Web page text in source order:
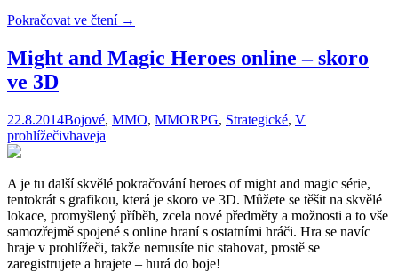
Pokračovat ve čtení →
Might and Magic Heroes online – skoro
ve 3D
22.8.2014Bojové, MMO, MMORPG, Strategické, V
prohlížečivhaveja
A je tu další skvělé pokračování heroes of might and magic série,
tentokrát s grafikou, která je skoro ve 3D. Můžete se těšit na skvělé
lokace, promyšlený příběh, zcela nové předměty a možnosti a to vše
samozřejmě spojené s online hraní s ostatními hráči. Hra se navíc
hraje v prohlížeči, takže nemusíte nic stahovat, prostě se
zaregistrujete a hrajete – hurá do boje!